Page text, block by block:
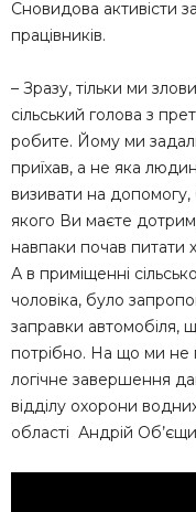
Сновидова активісти
працівників.
– Зразу, тільки ми
сільський голова з
робите. Йому ми
приїхав, а не яка
визивати на
якого Ви маєте
навпаки почав питати
А в приміщенні
чоловіка, було
заправки автомобіля,
потрібно. На що ми не
логічне завершення
відділу охорони
області Андрій